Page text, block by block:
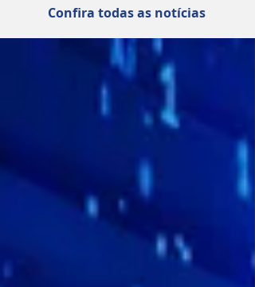
Confira todas as notícias